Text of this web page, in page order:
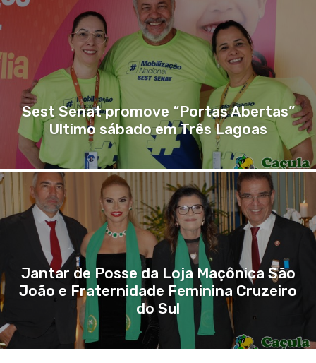
Sest Senat promove “Portas Abertas”
Ultimo sábado em Três Lagoas
Jantar de Posse da Loja Maçônica São
João e Fraternidade Feminina Cruzeiro
do Sul